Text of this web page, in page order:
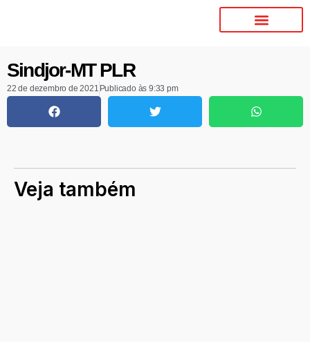
Sindjor-MT PLR
22 de dezembro de 2021 Publicado às 9:33 pm
Veja também